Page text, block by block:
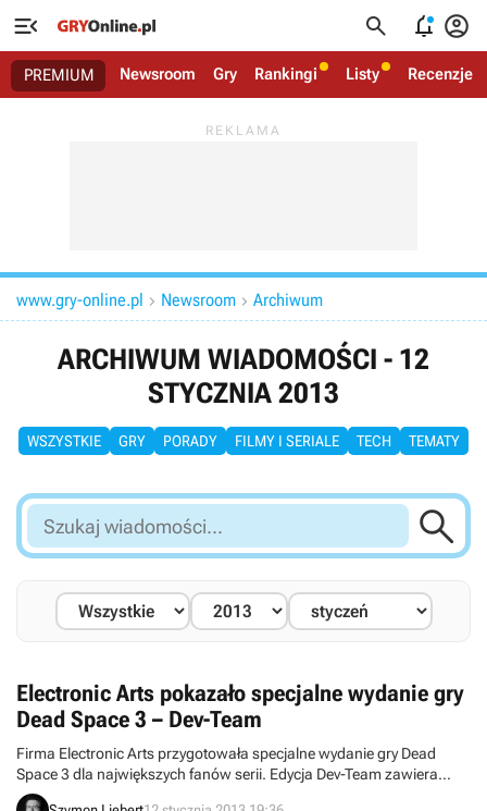
   
PREMIUM Newsroom Gry Rankingi Listy Recenzje
www.gry-online.pl  Newsroom  Archiwum
ARCHIWUM WIADOMOŚCI - 12
STYCZNIA 2013
WSZYSTKIE GRY PORADY FILMY I SERIALE TECH TEMATY
Szukaj
wiadomości...

Electronic Arts pokazało specjalne wydanie gry
Dead Space 3 – Dev-Team
Firma Electronic Arts przygotowała specjalne wydanie gry Dead
Space 3 dla największych fanów serii. Edycja Dev-Team zawiera
między innymi 8-calową figurkę Black Markera i parę innych